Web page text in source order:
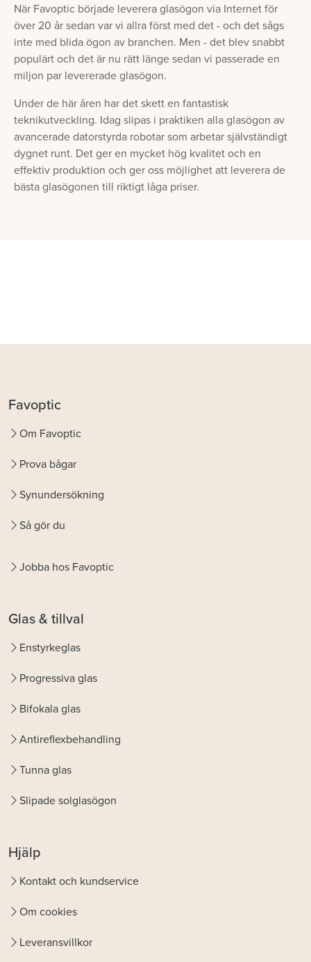
När Favoptic började leverera glasögon via Internet för
över 20 år sedan var vi allra först med det - och det sågs
inte med blida ögon av branchen. Men - det blev snabbt
populärt och det är nu rätt länge sedan vi passerade en
miljon par levererade glasögon.
Under de här åren har det skett en fantastisk
teknikutveckling. Idag slipas i praktiken alla glasögon av
avancerade datorstyrda robotar som arbetar självständigt
dygnet runt. Det ger en mycket hög kvalitet och en
effektiv produktion och ger oss möjlighet att leverera de
bästa glasögonen till riktigt låga priser.
Favoptic
Om Favoptic
Prova bågar
Synundersökning
Så gör du
Jobba hos Favoptic
Glas & tillval
Enstyrkeglas
Progressiva glas
Bifokala glas
Antireflexbehandling
Tunna glas
Slipade solglasögon
Hjälp
Kontakt och kundservice
Om cookies
Leveransvillkor